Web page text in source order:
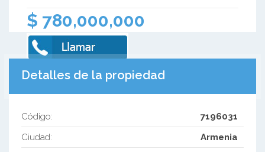
$ 780,000,000
Detalles de la propiedad
Código:
7196031
Ciudad:
Armenia